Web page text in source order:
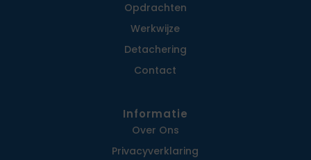
Opdrachten
Werkwijze
Detachering
Contact
Informatie
Over Ons
Privacy­verklaring